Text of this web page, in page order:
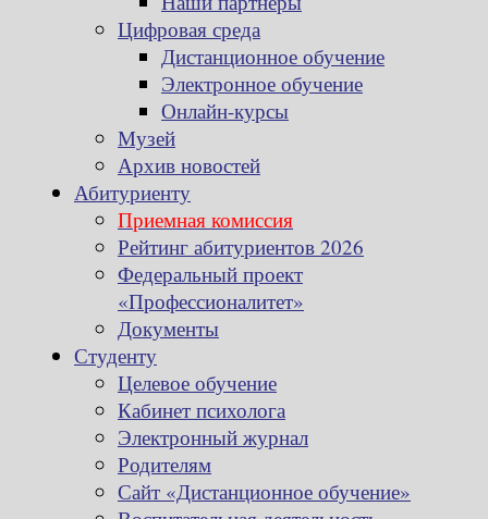
Цифровая среда
Дистанционное обучение
Электронное обучение
Онлайн-курсы
Музей
Архив новостей
Абитуриенту
Приемная комиссия
Рейтинг абитуриентов 2026
Федеральный проект
«Профессионалитет»
Документы
Студенту
Целевое обучение
Кабинет психолога
Электронный журнал
Родителям
Сайт «Дистанционное обучение»